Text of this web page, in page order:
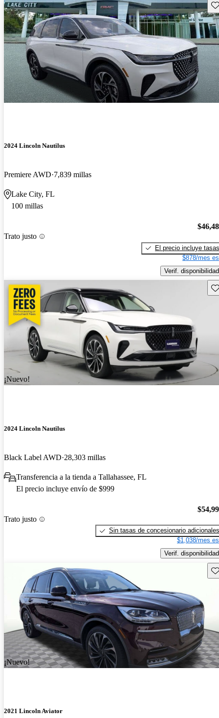
2024 Lincoln Nautilus
Premiere AWD 7,839 millas
Lake City, FL
100 millas
Trato justo
El precio incluye tasas
$878/mes
Verif. disponibilidad
¡Nuevo!
2024 Lincoln Nautilus
Black Label AWD 28,303 millas
Transferencia a la tienda a Tallahassee, FL
El precio incluye envío de $999
Trato justo
Sin tasas de concesionario adicionales
$1,038/mes
Verif. disponibilidad
¡Nuevo!
2021 Lincoln Aviator